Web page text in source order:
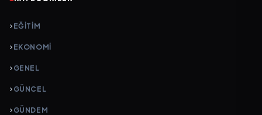
EĞITIM
EKONOMI
GENEL
GÜNCEL
GÜNDEM